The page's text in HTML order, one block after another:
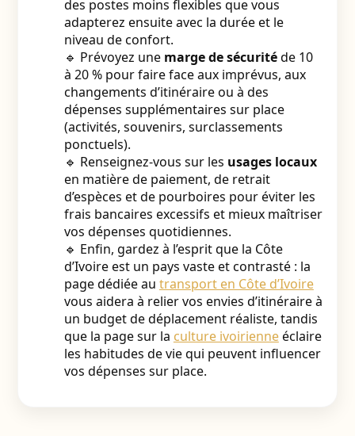
des postes moins flexibles que vous
adapterez ensuite avec la durée et le
niveau de confort.
🔹 Prévoyez une marge de sécuritéde 10
à 20 % pour faire face aux imprévus, aux
changements d’itinéraire ou à des
dépenses supplémentaires sur place
(activités, souvenirs, surclassements
ponctuels).
🔹 Renseignez-vous sur les usages locaux
en matière de paiement, de retrait
d’espèces et de pourboires pour éviter les
frais bancaires excessifs et mieux maîtriser
vos dépenses quotidiennes.
🔹 Enfin, gardez à l’esprit que la Côte
d’Ivoire est un pays vaste et contrasté : la
page dédiée au transport en Côte d’Ivoire
vous aidera à relier vos envies d’itinéraire à
un budget de déplacement réaliste, tandis
que la page sur la culture ivoirienneéclaire
les habitudes de vie qui peuvent influencer
vos dépenses sur place.